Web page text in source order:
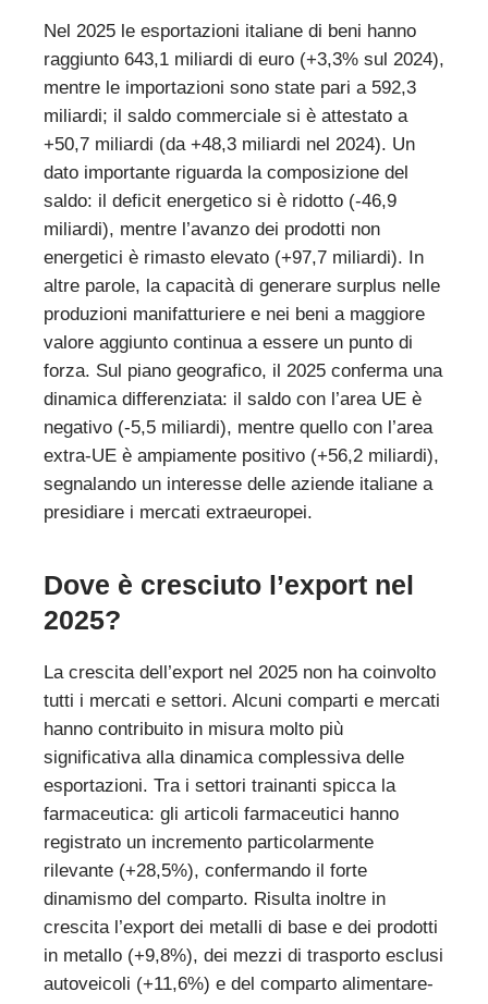
Nel 2025 le esportazioni italiane di beni hanno
raggiunto 643,1 miliardi di euro (+3,3% sul 2024),
mentre le importazioni sono state pari a 592,3
miliardi; il saldo commerciale si è attestato a
+50,7 miliardi (da +48,3 miliardi nel 2024). Un
dato importante riguarda la composizione del
saldo: il deficit energetico si è ridotto (-46,9
miliardi), mentre l’avanzo dei prodotti non
energetici è rimasto elevato (+97,7 miliardi). In
altre parole, la capacità di generare surplus nelle
produzioni manifatturiere e nei beni a maggiore
valore aggiunto continua a essere un punto di
forza. Sul piano geografico, il 2025 conferma una
dinamica differenziata: il saldo con l’area UE è
negativo (-5,5 miliardi), mentre quello con l’area
extra-UE è ampiamente positivo (+56,2 miliardi),
segnalando un interesse delle aziende italiane a
presidiare i mercati extraeuropei.
Dove è cresciuto l’export nel
2025?
La crescita dell’export nel 2025 non ha coinvolto
tutti i mercati e settori. Alcuni comparti e mercati
hanno contribuito in misura molto più
significativa alla dinamica complessiva delle
esportazioni. Tra i settori trainanti spicca la
farmaceutica: gli articoli farmaceutici hanno
registrato un incremento particolarmente
rilevante (+28,5%), confermando il forte
dinamismo del comparto. Risulta inoltre in
crescita l’export dei metalli di base e dei prodotti
in metallo (+9,8%), dei mezzi di trasporto esclusi
autoveicoli (+11,6%) e del comparto alimentare-